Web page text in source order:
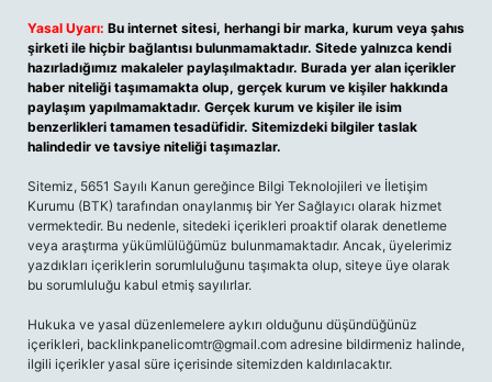
Yasal Uyarı: Bu internet sitesi, herhangi bir marka, kurum veya şahıs
şirketi ile hiçbir bağlantısı bulunmamaktadır. Sitede yalnızca kendi
hazırladığımız makaleler paylaşılmaktadır. Burada yer alan içerikler
haber niteliği taşımamakta olup, gerçek kurum ve kişiler hakkında
paylaşım yapılmamaktadır. Gerçek kurum ve kişiler ile isim
benzerlikleri tamamen tesadüfidir. Sitemizdeki bilgiler taslak
halindedir ve tavsiye niteliği taşımazlar.
Sitemiz, 5651 Sayılı Kanun gereğince Bilgi Teknolojileri ve İletişim
Kurumu (BTK) tarafından onaylanmış bir Yer Sağlayıcı olarak hizmet
vermektedir. Bu nedenle, sitedeki içerikleri proaktif olarak denetleme
veya araştırma yükümlülüğümüz bulunmamaktadır. Ancak, üyelerimiz
yazdıkları içeriklerin sorumluluğunu taşımakta olup, siteye üye olarak
bu sorumluluğu kabul etmiş sayılırlar.
Hukuka ve yasal düzenlemelere aykırı olduğunu düşündüğünüz
içerikleri, backlinkpanelicomtr@gmail.com adresine bildirmeniz halinde,
ilgili içerikler yasal süre içerisinde sitemizden kaldırılacaktır.